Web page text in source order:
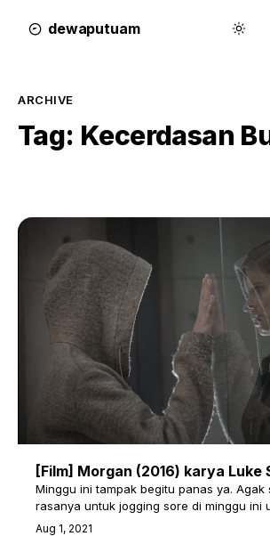
dewaputuam
ARCHIVE
Tag: Kecerdasan
[Film] Morgan (2016) karya Luke
Minggu ini tampak begitu panas ya. Agak
rasanya untuk jogging sore di minggu ini
Aug 1, 2021